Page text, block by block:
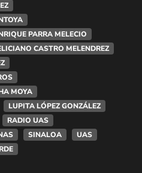
PARRA MELECIO
CASTRO MELENDREZ
MOYA
LUPITA LÓPEZ GONZÁLEZ
RADIO UAS
SINALOA
UAS